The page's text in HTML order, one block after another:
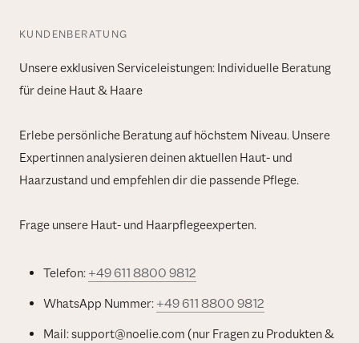
KUNDENBERATUNG
Unsere exklusiven Serviceleistungen: Individuelle Beratung
für deine Haut & Haare
Erlebe persönliche Beratung auf höchstem Niveau. Unsere
Expertinnen analysieren deinen aktuellen Haut- und
Haarzustand und empfehlen dir die passende Pflege.
Frage unsere Haut- und Haarpflegeexperten.
Telefon: +49 611 8800 9812
WhatsApp Nummer: +49 611 8800 9812
Mail: support@noelie.com (nur Fragen zu Produkten &